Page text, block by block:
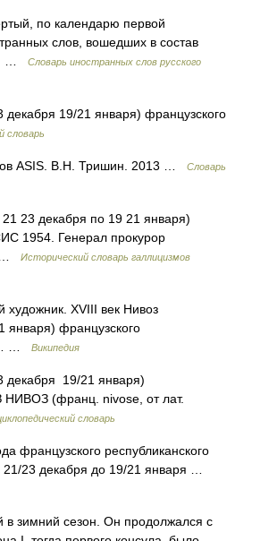
по календарю первой
слов, вошедших в состав
…
Словарь иностранных слов русского
19/21 января) французского
словарь
ASIS. В.Н. Тришин. 2013 …
Словарь
23 декабря по 19 21 января)
1954. Генерал прокурор
…
Исторический словарь галлицизмов
XVIII век Нивоз
января) французского
…
Википедия
19/21 января)
НИВОЗ (франц. nivose, от лат.
словарь
республиканского
21/23 декабря до 19/21 января …
в зимний сезон. Он продолжался с